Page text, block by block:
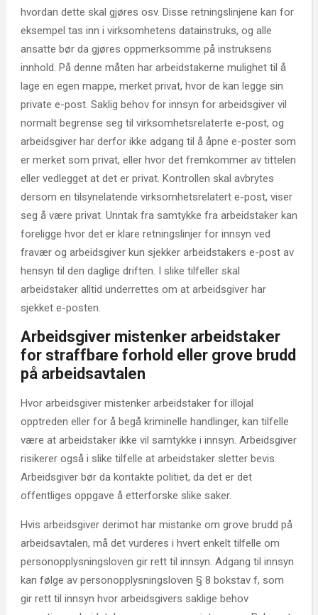
hvordan dette skal gjøres osv. Disse retningslinjene kan for
eksempel tas inn i virksomhetens datainstruks, og alle
ansatte bør da gjøres oppmerksomme på instruksens
innhold. På denne måten har arbeidstakerne mulighet til å
lage en egen mappe, merket privat, hvor de kan legge sin
private e-post. Saklig behov for innsyn for arbeidsgiver vil
normalt begrense seg til virksomhetsrelaterte e-post, og
arbeidsgiver har derfor ikke adgang til å åpne e-poster som
er merket som privat, eller hvor det fremkommer av tittelen
eller vedlegget at det er privat. Kontrollen skal avbrytes
dersom en tilsynelatende virksomhetsrelatert e-post, viser
seg å være privat. Unntak fra samtykke fra arbeidstaker kan
foreligge hvor det er klare retningslinjer for innsyn ved
fravær og arbeidsgiver kun sjekker arbeidstakers e-post av
hensyn til den daglige driften. I slike tilfeller skal
arbeidstaker alltid underrettes om at arbeidsgiver har
sjekket e-posten.
Arbeidsgiver mistenker arbeidstaker
for straffbare forhold eller grove brudd
på arbeidsavtalen
Hvor arbeidsgiver mistenker arbeidstaker for illojal
opptreden eller for å begå kriminelle handlinger, kan tilfelle
være at arbeidstaker ikke vil samtykke i innsyn. Arbeidsgiver
risikerer også i slike tilfelle at arbeidstaker sletter bevis.
Arbeidsgiver bør da kontakte politiet, da det er det
offentliges oppgave å etterforske slike saker.
Hvis arbeidsgiver derimot har mistanke om grove brudd på
arbeidsavtalen, må det vurderes i hvert enkelt tilfelle om
personopplysningsloven gir rett til innsyn. Adgang til innsyn
kan følge av personopplysningsloven § 8 bokstav f, som
gir rett til innsyn hvor arbeidsgivers saklige behov